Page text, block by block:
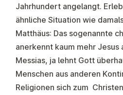
Jahrhundert angelangt.
ähnliche Situation wie
Matthäus: Das sogenannte
anerkennt kaum mehr Jesus
Messias, ja lehnt Gott
Menschen aus anderen
Religionen sich zum